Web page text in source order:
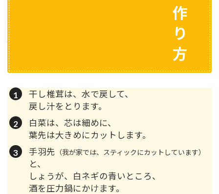
作
り
方
干し椎茸は、水で戻して、
戻し汁をとります。
白菜は、芯は細めに、
葉先は大きめにカットします。
手羽先 （我が家では、スティックにカットしています）
と、
しょうが、白ネギの青いところ、
酒を圧力鍋にかけます。